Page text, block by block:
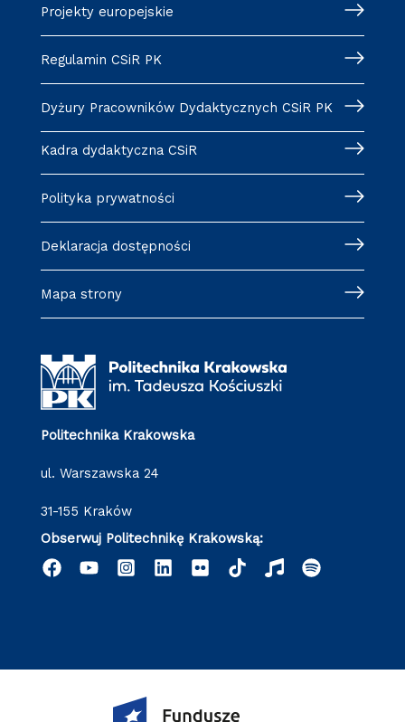
Projekty europejskie
Regulamin CSiR PK
Dyżury Pracowników Dydaktycznych CSiR PK
Kadra dydaktyczna CSiR
Polityka prywatności
Deklaracja dostępności
Mapa strony
Politechnika Krakowska
ul. Warszawska 24
31-155 Kraków
Obserwuj Politechnikę Krakowską: